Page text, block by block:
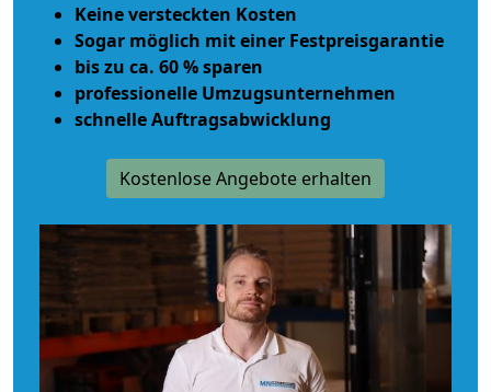
Keine versteckten Kosten
Sogar möglich mit einer Festpreisgarantie
bis zu ca. 60 % sparen
professionelle Umzugsunternehmen
schnelle Auftragsabwicklung
Kostenlose Angebote erhalten